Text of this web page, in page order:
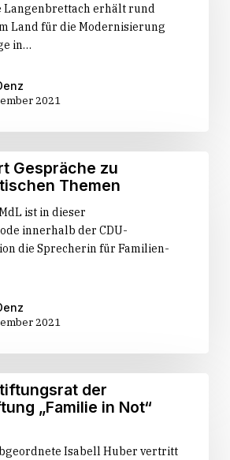
Langenbrettach erhält rund
Land für die Modernisierung
in…
2021
Gespräche zu
Themen
ist in dieser
innerhalb der CDU-
die Sprecherin für Familien-
2021
der
„Familie in Not“
Isabell Huber vertritt